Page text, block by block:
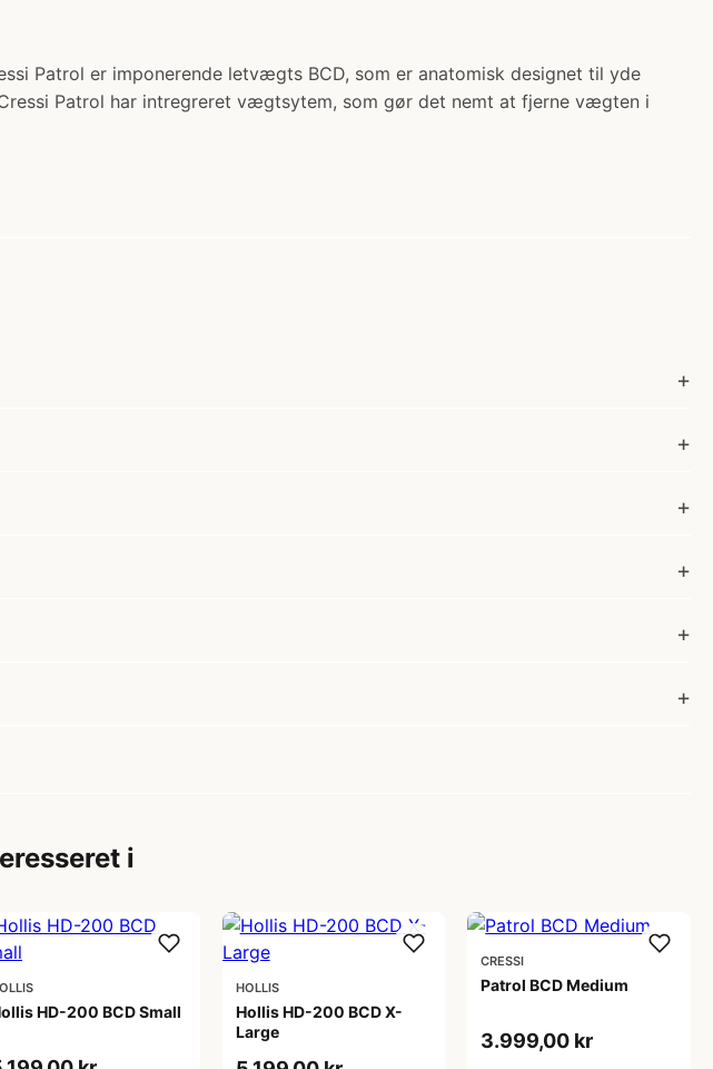
Patrol er imponerende letvægts BCD, som er anatomisk designet til yde
Patrol har intregreret vægtsytem, som gør det nemt at fjerne vægten i
i
HD-200 BCD Small
HOLLIS
Hollis HD-200 BCD X-
Large
CRESSI
Patrol BCD Medium
3.999,00 kr